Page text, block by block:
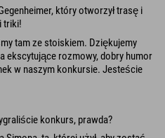
który otworzył trasę i
triki!
tam ze stoiskiem. Dziękujemy
ekscytujące rozmowy, dobry humor
w naszym konkursie. Jesteście
konkurs, prawda?